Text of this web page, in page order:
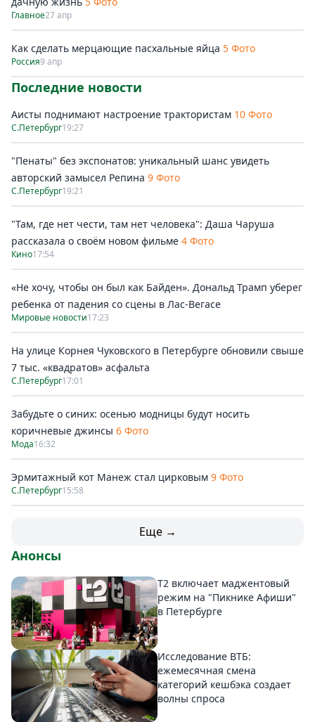
Главное27 апр
Как сделать мерцающие пасхальные яйца 5 Фото
Россия9 апр
Последние новости
Аисты поднимают настроение трактористам 10 Фото
С.Петербург19:27
"Пенаты" без экспонатов: уникальный шанс увидеть
авторский замысел Репина 9 Фото
С.Петербург19:21
"Там, где нет чести, там нет человека": Даша Чаруша
рассказала о своём новом фильме 4 Фото
Кино17:54
«Не хочу, чтобы он был как Байден». Дональд Трамп уберег
ребенка от падения со сцены в Лас-Вегасе
Мировые новости17:23
На улице Корнея Чуковского в Петербурге обновили свыше
7 тыс. «квадратов» асфальта
С.Петербург17:01
Забудьте о синих: осенью модницы будут носить
коричневые джинсы 6 Фото
Мода16:32
Эрмитажный кот Манеж стал цирковым 9 Фото
С.Петербург15:58
Еще →
Анонсы
Т2 включает маджентовый
режим на "Пикнике Афиши"
в Петербурге
Исследование ВТБ:
ежемесячная смена
категорий кешбэка создает
волны спроса